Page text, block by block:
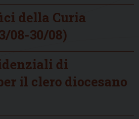
della Curia
08-30/08)
di
il clero diocesano